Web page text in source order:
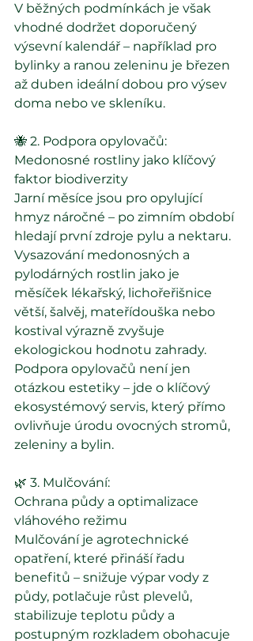
V běžných podmínkách je však
vhodné dodržet doporučený
výsevní kalendář – například pro
bylinky a ranou zeleninu je březen
až duben ideální dobou pro výsev
doma nebo ve skleníku.
🐝 2. Podpora opylovačů:
Medonosné rostliny jako klíčový
faktor biodiverzity
Jarní měsíce jsou pro opylující
hmyz náročné – po zimním období
hledají první zdroje pylu a nektaru.
Vysazování medonosných a
pylodárných rostlin jako je
měsíček lékařský, lichořeřišnice
větší, šalvěj, mateřídouška nebo
kostival výrazně zvyšuje
ekologickou hodnotu zahrady.
Podpora opylovačů není jen
otázkou estetiky – jde o klíčový
ekosystémový servis, který přímo
ovlivňuje úrodu ovocných stromů,
zeleniny a bylin.
🌿 3. Mulčování:
Ochrana půdy a optimalizace
vláhového režimu
Mulčování je agrotechnické
opatření, které přináší řadu
benefitů – snižuje výpar vody z
půdy, potlačuje růst plevelů,
stabilizuje teplotu půdy a
postupným rozkladem obohacuje